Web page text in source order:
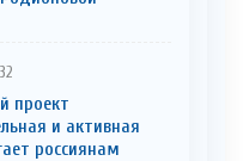
проект
и активная
россиянам